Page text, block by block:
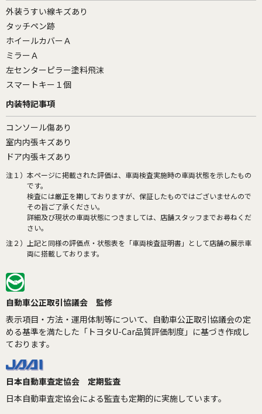
外装うすい線キズあり
タッチペン跡
ホイールカバーＡ
ミラーＡ
左センターピラー塗料飛沫
スマートキー１個
内装特記事項
コンソール傷あり
室内内張キズあり
ドア内張キズあり
注１） 本ページに掲載された評価は、車両検査実施時の車両状態を示したもの
です。
検査には厳正を期しておりますが、保証したものではございませんので
その旨ご了承ください。
詳細及び現状の車両状態につきましては、店舗スタッフまでお尋ねくだ
さい。
注２）
上記と同様の評価点・状態表を「車両検査証明書」として店舗の展示車
両に搭載しております。
自動車公正取引協議会 監修
表示項目・方法・運用体制等について、自動車公正取引協議会の定
める基準を満たした「トヨタU-Car品質評価制度」に基づき作成し
ております。
日本自動車査定協会 定期監査
日本自動車査定協会による監査も定期的に実施しています。